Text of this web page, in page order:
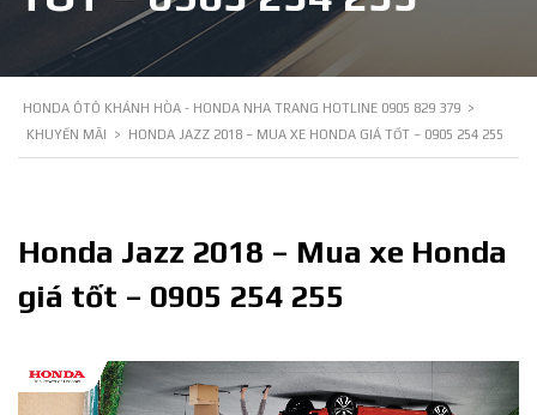
HONDA ÔTÔ KHÁNH HÒA - HONDA NHA TRANG HOTLINE 0905 829 379 >
KHUYẾN MÃI
> HONDA JAZZ 2018 – MUA XE HONDA GIÁ TỐT – 0905 254 255
Honda Jazz 2018 – Mua xe Honda
giá tốt – 0905 254 255